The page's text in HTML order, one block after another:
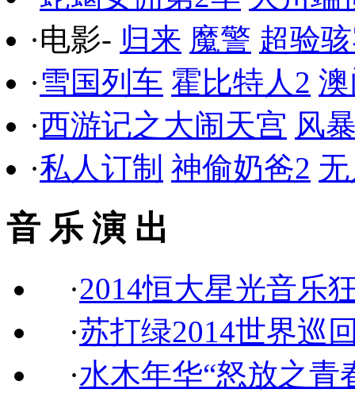
·电影- 归来 魔警 超验
·雪国列车 霍比特人2
·西游记之大闹天宫 风
·私人订制 神偷奶爸2
音 乐 演 出
·2014恒大星光音乐
·苏打绿2014世界巡
·水木年华“怒放之青